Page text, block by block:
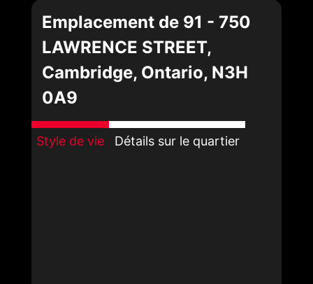
Emplacement de 91 - 750
LAWRENCE STREET,
Cambridge, Ontario, N3H
0A9
Style de vie Détails sur le quartier